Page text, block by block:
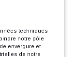
d'extension des